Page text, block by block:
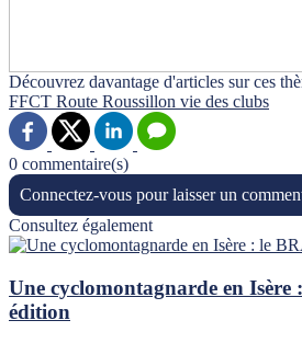
Découvrez davantage d'articles sur ces
FFCT Route Roussillon vie des clubs
0 commentaire(s)
Connectez-vous pour laisser un
Consultez également
Une cyclomontagnarde en Isère
édition